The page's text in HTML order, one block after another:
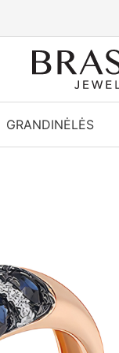
GRANDINĖLĖS